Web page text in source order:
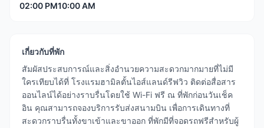
02:00 PM10:00 AM
เกี่ยวกับที่พัก
สัมผัสประสบการณ์และสิ่งอำนวยความสะดวกมากมายที่ไม่มี
ใครเทียบได้ที่ โรงแรมฮามิลตั้นไอส์แลนด์รีฟวิว ติดต่อสื่อสาร
ออนไลน์ได้อย่างราบรื่นโดยใช้ Wi-Fi ฟรี ณ ที่พักก่อนวันเช็ค
อิน คุณสามารถจองบริการรับส่งสนามบิน เพื่อการเดินทางที่
สะดวกราบรื่นทั้งขาเข้าและขาออก ที่พักมีที่จอดรถฟรีสำหรับผู้